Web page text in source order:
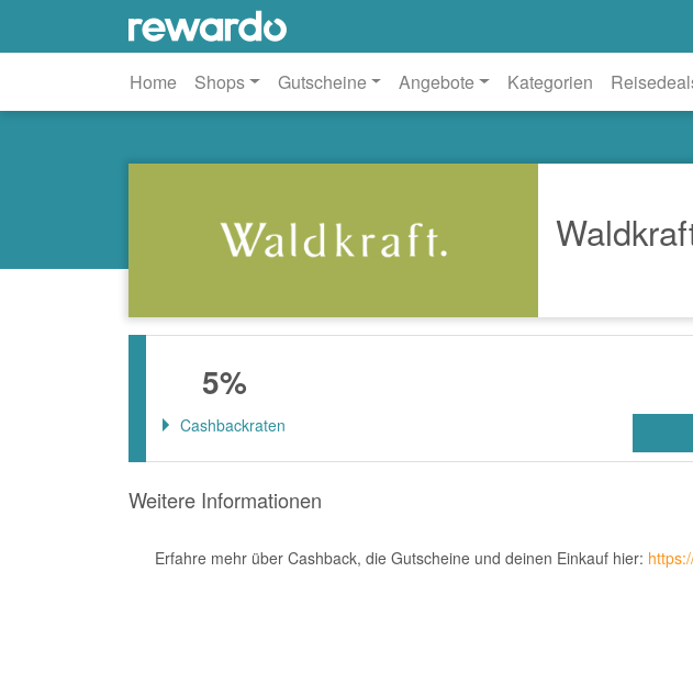
Home Shops Gutscheine Angebote Kategorien
5%
Cashbackraten
Weitere Informationen
Erfahre mehr über Cashback, die Gutscheine und deinen Einkauf hier: